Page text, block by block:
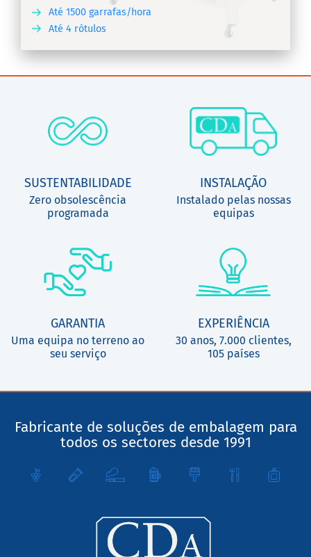
Até 1500 garrafas/hora
Até 4 rótulos
SUSTENTABILIDADE
Zero obsolescência
programada
INSTALAÇÃO
Instalado pelas nossas
equipas
GARANTIA
Uma equipa no terreno ao
seu serviço
EXPERIÊNCIA
30 anos, 7.000 clientes,
105 países
Fabricante de soluções de embalagem para
todos os sectores desde 1991